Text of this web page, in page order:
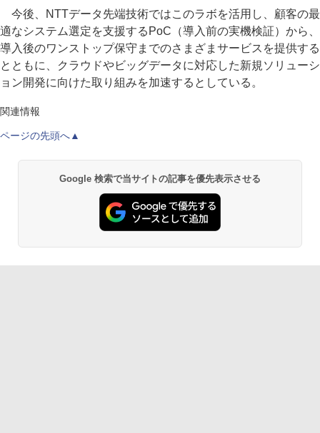
今後、NTTデータ先端技術ではこのラボを活用し、顧客の最
適なシステム選定を支援するPoC（導入前の実機検証）から、
導入後のワンストップ保守までのさまざまサービスを提供する
とともに、クラウドやビッグデータに対応した新規ソリューシ
ョン開発に向けた取り組みを加速するとしている。
関連情報
ページの先頭へ▲
Google 検索で当サイトの記事を優先表示させる